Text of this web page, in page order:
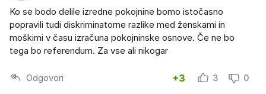
Ko se bodo delile izredne pokojnine bomo istočasno
popravili tudi diskriminatorne razlike med ženskami in
moškimi v času izračuna pokojninske osnove. Če ne bo
tega bo referendum. Za vse ali nikogar
Odgovori +3 3 0